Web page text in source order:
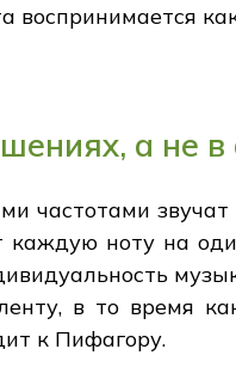
воспринимается
а не
частотами
каждую ноту на
в то время
к Пифагору.